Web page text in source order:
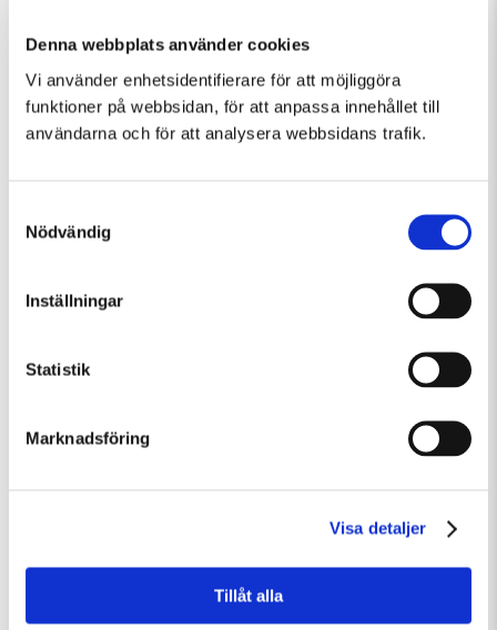
Denna webbplats använder cookies
Vi använder enhetsidentifierare för att möjliggöra
funktioner på webbsidan, för att anpassa innehållet till
användarna och för att analysera webbsidans trafik.
Nödvändig
Inställningar
Statistik
Marknadsföring
Visa detaljer
Tillåt alla
Sunday 9 August Kl 12:30
Guided Tours